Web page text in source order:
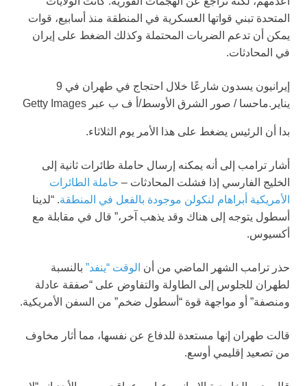
المتحدة تبني قواتها العسكرية في المنطقة منذ أسابيع، قوات
يمكن أن تدعم الضربات المحتملة وكذلك الضغط على إيران
في المحادثات.
إيرانيون يسدون شارعًا خلال احتجاج في طهران في 9
يناير.ماحسا / صور الشرق الأوسط/أ ف ب عبر Getty Images
بدا أن الرئيس يضغط على هذا الأمر يوم الثلاثاء.
أشار ترامب إلى أنه يمكنه إرسال حاملة طائرات ثانية إلى
الخليج الفارسي إذا فشلت المحادثات – حاملة الطائرات
الأمريكية أبراهام لنكولن موجودة بالفعل في المنطقة. “لدينا
أسطول يتوجه إلى هناك وقد يذهب آخر،” قال في مقابلة مع
أكسيوس.
حذر ترامب الشهر الماضي من أن الوقت “ينفد” بالنسبة
لطهران للجلوس إلى الطاولة والتفاوض على “صفقة عادلة
ومنصفة” أو مواجهة قوة “أسطول ضخم” من السفن الأمريكية.
قالت طهران إنها مستعدة للدفاع عن نفسها، مما أثار مخاوف
من تصعيد إقليمي أوسع.